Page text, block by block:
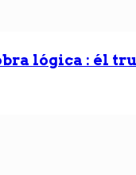
lógica : él